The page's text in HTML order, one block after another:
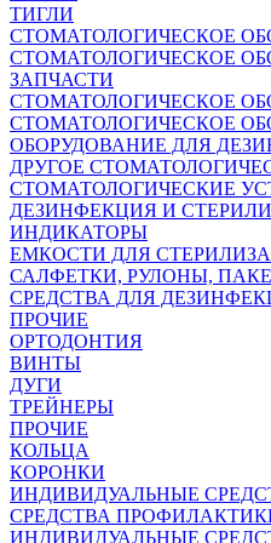
ТИГЛИ
СТОМАТОЛОГИЧЕСКОЕ
СТОМАТОЛОГИЧЕСКОЕ
ЗАПЧАСТИ
СТОМАТОЛОГИЧЕСКОЕ
СТОМАТОЛОГИЧЕСКОЕ
ОБОРУДОВАНИЕ ДЛЯ
ДРУГОЕ
СТОМАТОЛОГИЧЕСКИЕ
ДЕЗИНФЕКЦИЯ И
ИНДИКАТОРЫ
ЕМКОСТИ ДЛЯ
САЛФЕТКИ, РУЛОНЫ,
СРЕДСТВА ДЛЯ
ПРОЧИЕ
ОРТОДОНТИЯ
ВИНТЫ
ДУГИ
ТРЕЙНЕРЫ
ПРОЧИЕ
КОЛЬЦА
КОРОНКИ
ИНДИВИДУАЛЬНЫЕ
СРЕДСТВА
ИНДИВИДУАЛЬНЫЕ